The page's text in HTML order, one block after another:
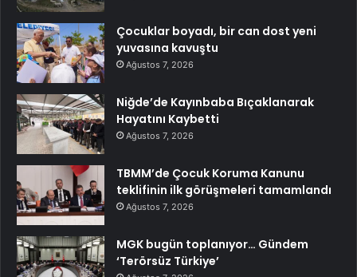
Çocuklar boyadı, bir can dost yeni
yuvasına kavuştu
Ağustos 7, 2026
Niğde’de Kayınbaba Bıçaklanarak
Hayatını Kaybetti
Ağustos 7, 2026
TBMM’de Çocuk Koruma Kanunu
teklifinin ilk görüşmeleri tamamlandı
Ağustos 7, 2026
MGK bugün toplanıyor… Gündem
‘Terörsüz Türkiye’